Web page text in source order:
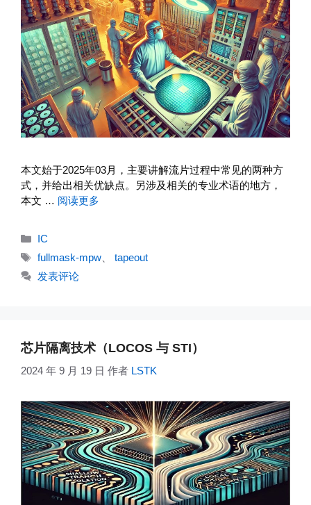
本文始于2025年03月，主要讲解流片过程中常见的两种方
式，并给出相关优缺点。另涉及相关的专业术语的地方，
本文 … 阅读更多
分
类
IC
标
签
fullmask-mpw
tapeout
发表评论
芯片隔离技术（LOCOS 与 STI）
2024 年 9 月 19 日 作者 LSTK